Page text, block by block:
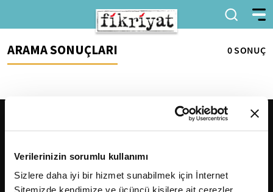
Verilerinizin sorumlu kullanımı
Sizlere daha iyi bir hizmet sunabilmek için İnternet
ARAMA SONUÇLARI 0 SONUÇ